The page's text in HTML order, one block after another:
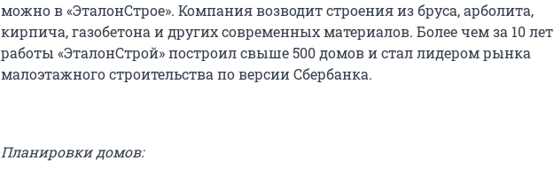
можно в «ЭталонСтрое». Компания возводит строения из бруса, арболита,
кирпича, газобетона и других современных материалов. Более чем за 10 лет
работы «ЭталонСтрой» построил свыше 500 домов и стал лидером рынка
малоэтажного строительства по версии Сбербанка.
Планировки домов: